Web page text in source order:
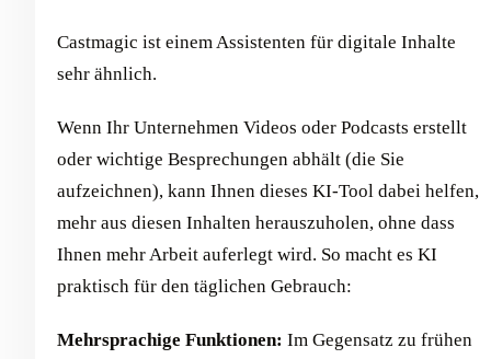
Castmagic ist einem Assistenten für digitale Inhalte
sehr ähnlich.
Wenn Ihr Unternehmen Videos oder Podcasts erstellt
oder wichtige Besprechungen abhält (die Sie
aufzeichnen), kann Ihnen dieses KI-Tool dabei helfen,
mehr aus diesen Inhalten herauszuholen, ohne dass
Ihnen mehr Arbeit auferlegt wird. So macht es KI
praktisch für den täglichen Gebrauch:
Mehrsprachige Funktionen: Im Gegensatz zu frühen